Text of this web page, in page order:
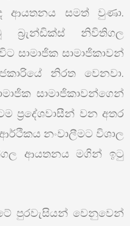
ආයතනය සමත් වුණා.
බ්‍රැන්ඩික්ස් නිවිතිගල
සාමාජික සාමාජිකාවන්
නිරත වෙනවා.
සාමාජිකාවන්ගෙන්
ප්‍රදේශවාසීන් වන අතර
නංවාලීමට විශාල
ආයතනය මගින් ඉටු
පුරවැසියන් වෙනුවෙන්